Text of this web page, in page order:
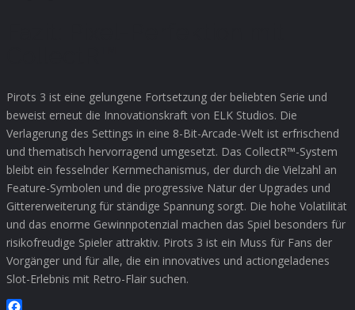
Pirots 3 ist eine gelungene Fortsetzung der beliebten Serie und
beweist erneut die Innovationskraft von ELK Studios. Die
Verlagerung des Settings in eine 8-Bit-Arcade-Welt ist erfrischend
und thematisch hervorragend umgesetzt. Das CollectR™-System
bleibt ein fesselnder Kernmechanismus, der durch die Vielzahl an
Feature-Symbolen und die progressive Natur der Upgrades und
Gittererweiterung für ständige Spannung sorgt. Die hohe Volatilität
und das enorme Gewinnpotenzial machen das Spiel besonders für
risikofreudige Spieler attraktiv. Pirots 3 ist ein Muss für Fans der
Vorgänger und für alle, die ein innovatives und actiongeladenes
Slot-Erlebnis mit Retro-Flair suchen.